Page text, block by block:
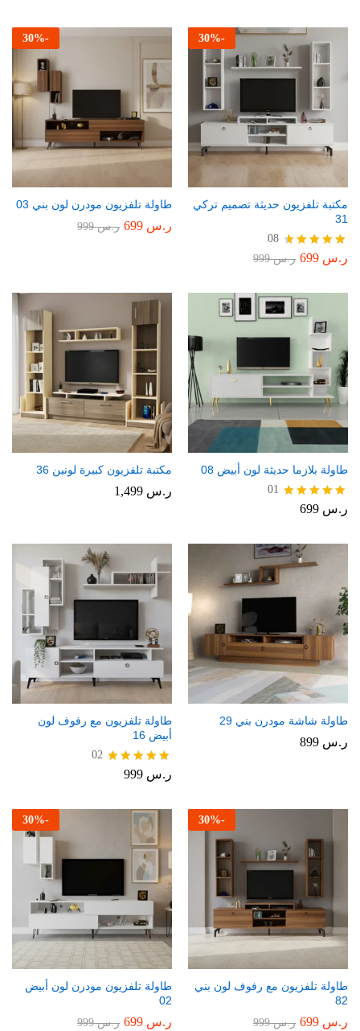
-
30%
مكتبة تلفزيون حديثة تصميم تركي
31
تم التقييم
08
ر.س ر.س999
-
30%
طاولة تلفزيون مودرن لون بني 03
ر.س ر.س999
طاولة بلازما حديثة لون أبيض 08
تم التقييم
01
ر.س
مكتبة تلفزيون كبيرة لونين 36
ر.س
طاولة شاشة مودرن بني 29
ر.س
طاولة تلفزيون مع رفوف لون
أبيض 16
تم التقييم
02
ر.س
-
30%
طاولة تلفزيون مع رفوف لون بني
82
ر.س ر.س999
-
30%
طاولة تلفزيون مودرن لون أبيض
02
ر.س ر.س999